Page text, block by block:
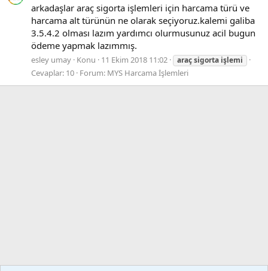
arkadaşlar araç sigorta işlemleri için harcama türü ve
harcama alt türünün ne olarak seçiyoruz.kalemi galiba
3.5.4.2 olması lazım yardımcı olurmusunuz acil bugun
ödeme yapmak lazımmış.
esley umay Konu 11 Ekim 2018 11:02 araçsigorta işlemi
Cevaplar: 10 Forum: MYS Harcama İşlemleri